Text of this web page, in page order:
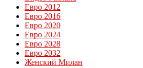
Евро 2012
Евро 2016
Евро 2020
Евро 2024
Евро 2028
Евро 2032
Женский Милан